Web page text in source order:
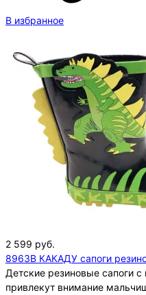
В избранное
2 599 руб.
8963B КАКАДУ сапоги
Детские резиновые сапоги
привлекут внимание